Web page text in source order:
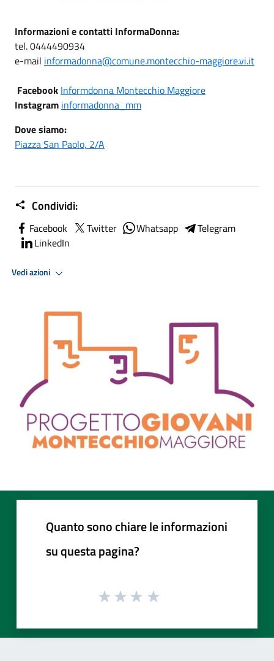
Informazioni e contatti InformaDonna:
tel. 0444490934
e-mail informadonna@comune.montecchio-maggiore.vi.it
Facebook Informdonna Montecchio Maggiore
Instagram informadonna_mm
Dove siamo:
Piazza San Paolo, 2/A
Condividi:
Facebook Twitter Whatsapp
Telegram
LinkedIn
Vedi azioni
Quanto sono chiare le informazioni
su questa pagina?